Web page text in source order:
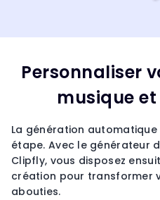
Personnaliser
musique
La génération
étape. Avec le générateur
Clipfly, vous disposez
création pour transformer
abouties.